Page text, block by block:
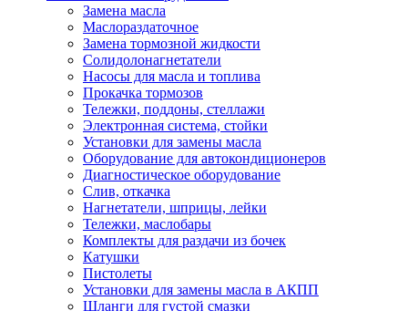
Замена масла
Маслораздаточное
Замена тормозной жидкости
Солидолонагнетатели
Насосы для масла и топлива
Прокачка тормозов
Тележки, поддоны, стеллажи
Электронная система, стойки
Установки для замены масла
Оборудование для автокондиционеров
Диагностическое оборудование
Слив, откачка
Нагнетатели, шприцы, лейки
Тележки, маслобары
Комплекты для раздачи из бочек
Катушки
Пистолеты
Установки для замены масла в АКПП
Шланги для густой смазки